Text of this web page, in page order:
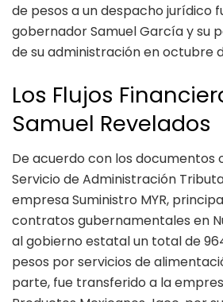
de pesos a un despacho jurídico
gobernador Samuel García y su
de su administración en octubre
Los Flujos
Samuel Revelados
De acuerdo con los documentos
Servicio de Administración
empresa Suministro MYR,
contratos gubernamentales en
al gobierno estatal un total de
pesos por servicios de
parte, fue transferido a la